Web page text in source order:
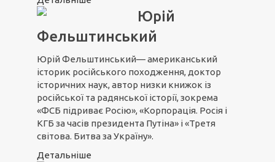
Юрій
Фельштинський
Юрій Фельштинський— американський
історик російського походження, доктор
історичних наук, автор низки книжок із
російської та радянської історії, зокрема
«ФСБ підриває Росію», «Корпорація. Росія і
КГБ за часів президента Путіна» і «Третя
світова. Битва за Україну».
Детальніше